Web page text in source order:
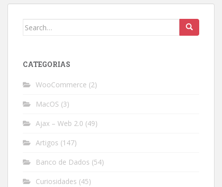
Search
CATEGORIAS
WooCommerce (2)
MacOS (3)
Ajax – Web 2.0 (49)
Artigos (147)
Banco de Dados (54)
Curiosidades (45)